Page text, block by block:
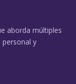
aborda múltiples
y